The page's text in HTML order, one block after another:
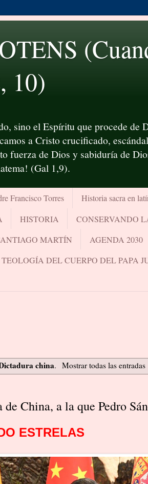
10)
sino el Espíritu que procede
a Cristo crucificado,
fuerza de Dios y sabiduría de
(Gal 1,9).
Francisco Torres Historia sacra en
HISTORIA CONSERVANDO
MARTÍN AGENDA 2030
TEOLOGÍA DEL CUERPO DEL PAPA
china. Mostrar todas las entradas
China, a la que Pedro
ESTRELAS